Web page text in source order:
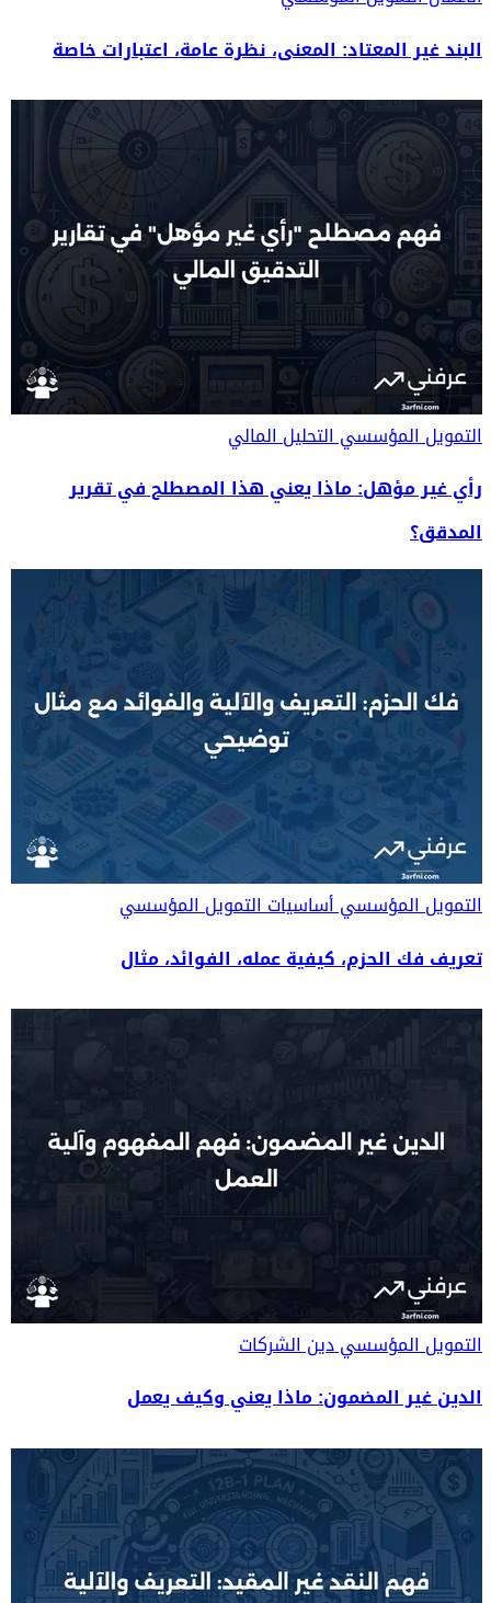
البند غير المعتاد: المعنى، نظرة عامة، اعتبارات خاصة
التمويل المؤسسيالتحليل المالي
رأي غير مؤهل: ماذا يعني هذا المصطلح في تقرير
المدقق؟
التمويل المؤسسيأساسيات التمويل المؤسسي
تعريف فك الحزم، كيفية عمله، الفوائد، مثال
التمويل المؤسسيدين الشركات
الدين غير المضمون: ماذا يعني وكيف يعمل